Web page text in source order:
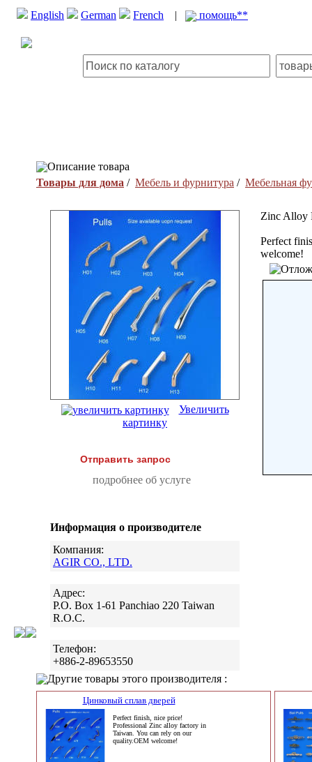
English German French | помощь**
Описание товара
Товары для дома / Мебель и фурнитура / Мебельная
Увеличить
картинку
Отправить запрос
подробнее об услуге
Информация о производителе
Компания:
AGIR CO., LTD.
Адрес:
P.O. Box 1-61 Panchiao 220 Taiwan
R.O.C.
Телефон:
+886-2-89653550
Zinc Alloy
Perfect
welcome!
Другие товары этого производителя :
Цинковый сплав дверей
Perfect finish, nice price!
Professional Zinc alloy factory in
Taiwan. You can rely on our
quality.OEM welcome!